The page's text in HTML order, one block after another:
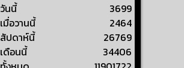
วันนี้
เมื่อวานนี้
สัปดาห์นี้
เดือนนี้
3699
2464
26769
34406